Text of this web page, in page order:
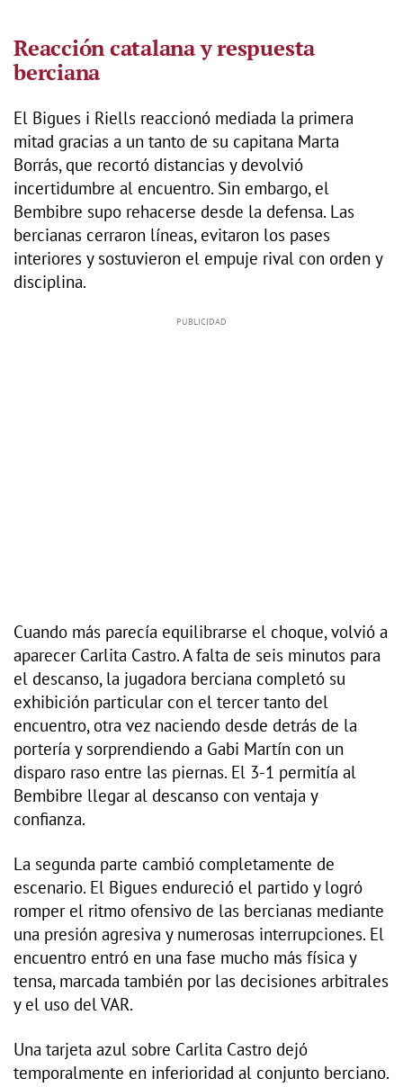
Reacción catalana y respuesta
berciana
El Bigues i Riells reaccionó mediada la primera
mitad gracias a un tanto de su capitana Marta
Borrás, que recortó distancias y devolvió
incertidumbre al encuentro. Sin embargo, el
Bembibre supo rehacerse desde la defensa. Las
bercianas cerraron líneas, evitaron los pases
interiores y sostuvieron el empuje rival con orden y
disciplina.
Cuando más parecía equilibrarse el choque, volvió a
aparecer Carlita Castro. A falta de seis minutos para
el descanso, la jugadora berciana completó su
exhibición particular con el tercer tanto del
encuentro, otra vez naciendo desde detrás de la
portería y sorprendiendo a Gabi Martín con un
disparo raso entre las piernas. El 3-1 permitía al
Bembibre llegar al descanso con ventaja y
confianza.
La segunda parte cambió completamente de
escenario. El Bigues endureció el partido y logró
romper el ritmo ofensivo de las bercianas mediante
una presión agresiva y numerosas interrupciones. El
encuentro entró en una fase mucho más física y
tensa, marcada también por las decisiones arbitrales
y el uso del VAR.
Una tarjeta azul sobre Carlita Castro dejó
temporalmente en inferioridad al conjunto berciano.